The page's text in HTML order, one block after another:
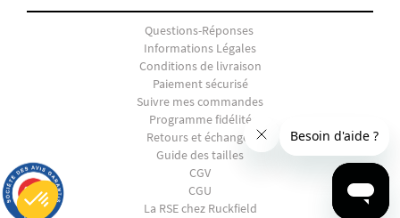
Questions-Réponses
Informations Légales
Conditions de livraison
Paiement sécurisé
Suivre mes commandes
Programme fidélité
Retours et échanges
Guide des tailles
CGV
CGU
La RSE chez Ruckfield
9.7 /10
2847 avis